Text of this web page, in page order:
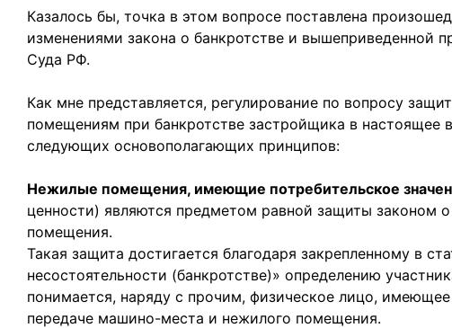
Казалось бы, точка в этом вопросе поставлена
изменениями закона о банкротстве и вышеприведенной
Суда РФ.
Как мне представляется, регулирование по вопросу
помещениям при банкротстве застройщика в настоящее
следующих основополагающих принципов:
Нежилые помещения, имеющие потребительское
ценности) являются предметом равной защиты законом
помещения.
Такая защита достигается благодаря закрепленному в
несостоятельности (банкротстве)» определению
понимается, наряду с прочим, физическое лицо,
передаче машино-места и нежилого помещения.